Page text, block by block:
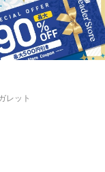
レット